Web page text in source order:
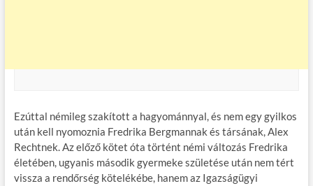
Ezúttal némileg szakított a hagyománnyal, és nem egy gyilkos
után kell nyomoznia Fredrika Bergmannak és társának, Alex
Rechtnek. Az előző kötet óta történt némi változás Fredrika
életében, ugyanis második gyermeke születése után nem tért
vissza a rendőrség kötelékébe, hanem az Igazságügyi